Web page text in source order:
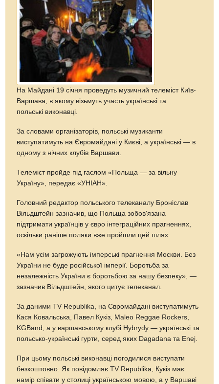
На Майдані 19 січня проведуть музичний телеміст Київ-
Варшава, в якому візьмуть участь українські та
польські виконавці.
За словами організаторів, польські музиканти
виступатимуть на Євромайдані у Києві, а українські — в
одному з нічних клубів Варшави.
Телеміст пройде під гаслом «Польща — за вільну
Україну», передає «УНІАН».
Головний редактор польського телеканалу Броніслав
Вільдштейн зазначив, що Польща зобов'язана
підтримати українців у євро інтеграційних прагненнях,
оскільки раніше поляки вже пройшли цей шлях.
«Нам усім загрожують імперські прагнення Москви. Без
України не буде російської імперії. Боротьба за
незалежність України є боротьбою за нашу безпеку», —
зазначив Вільдштейн, якого цитує телеканал.
За даними TV Republika, на Євромайдані виступатимуть
Кася Ковальська, Павел Кукіз, Maleo Reggae Rockers,
KGBand, а у варшавському клубі Hybrydy — українські та
польсько-українські гурти, серед яких Dagadana та Enej.
При цьому польські виконавці погодилися виступати
безкоштовно. Як повідомляє TV Republika, Кукіз має
намір співати у столиці українською мовою, а у Варшаві